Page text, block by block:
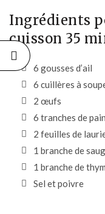
Ingrédients
cuisson 35
6 gousses d’ail
6 cuillères à
2 œufs
6 tranches de pain
2 feuilles de
1 branche de
1 branche de thym
Sel et poivre